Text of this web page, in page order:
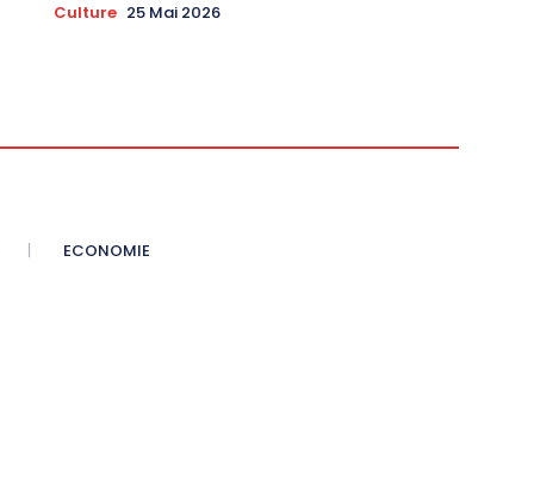
Culture 25 Mai 2026
ECONOMIE